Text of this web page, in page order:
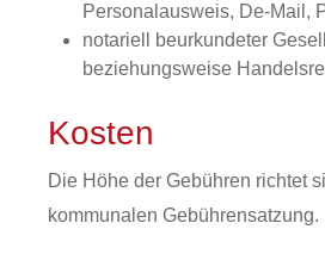
Personalausweis, De-Mail,
notariell beurkundeter
beziehungsweise
Kosten
Die Höhe der Gebühren richtet
kommunalen Gebührensatzung.